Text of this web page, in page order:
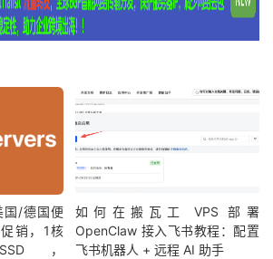
国/德国便
销，1核
，
如何在搬瓦工 VPS 部署
OpenClaw 接入飞书教程：配置
飞书机器人 + 远程 AI 助手